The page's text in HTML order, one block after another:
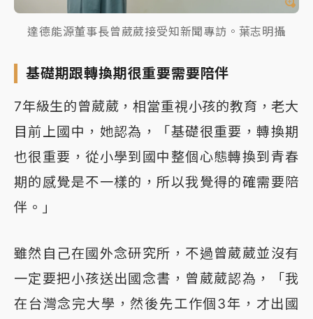
達德能源董事長曾葳葳接受知新聞專訪。葉志明攝
基礎期跟轉換期很重要需要陪伴
7年級生的曾葳葳，相當重視小孩的教育，老大
目前上國中，她認為，「基礎很重要，轉換期
也很重要，從小學到國中整個心態轉換到青春
期的感覺是不一樣的，所以我覺得的確需要陪
伴。」
雖然自己在國外念研究所，不過曾葳葳並沒有
一定要把小孩送出國念書，曾葳葳認為，「我
在台灣念完大學，然後先工作個3年，才出國